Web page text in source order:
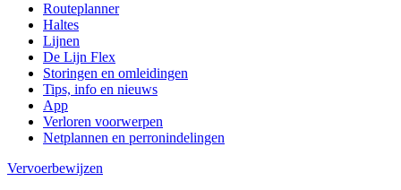
Routeplanner
Haltes
Lijnen
De Lijn Flex
Storingen en omleidingen
Tips, info en nieuws
App
Verloren voorwerpen
Netplannen en perronindelingen
Vervoerbewijzen